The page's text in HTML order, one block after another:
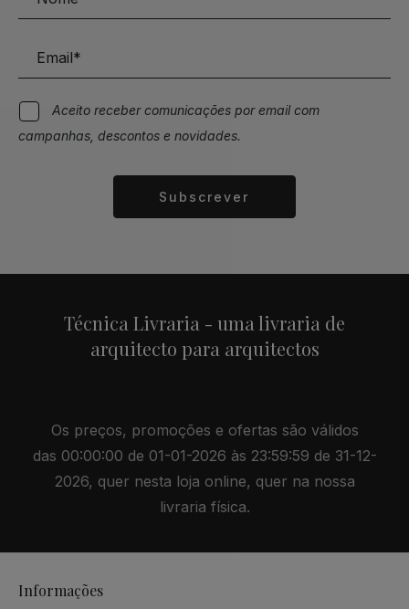
Aceito receber comunicações por email com
campanhas, descontos e novidades.
Subscrever
Técnica Livraria - uma livraria de
arquitecto para arquitectos
Os preços, promoções e ofertas são válidos
das 00:00:00 de 01-01-2026 às 23:59:59 de 31-12-
2026, quer nesta loja online, quer na nossa
livraria física.
Informações